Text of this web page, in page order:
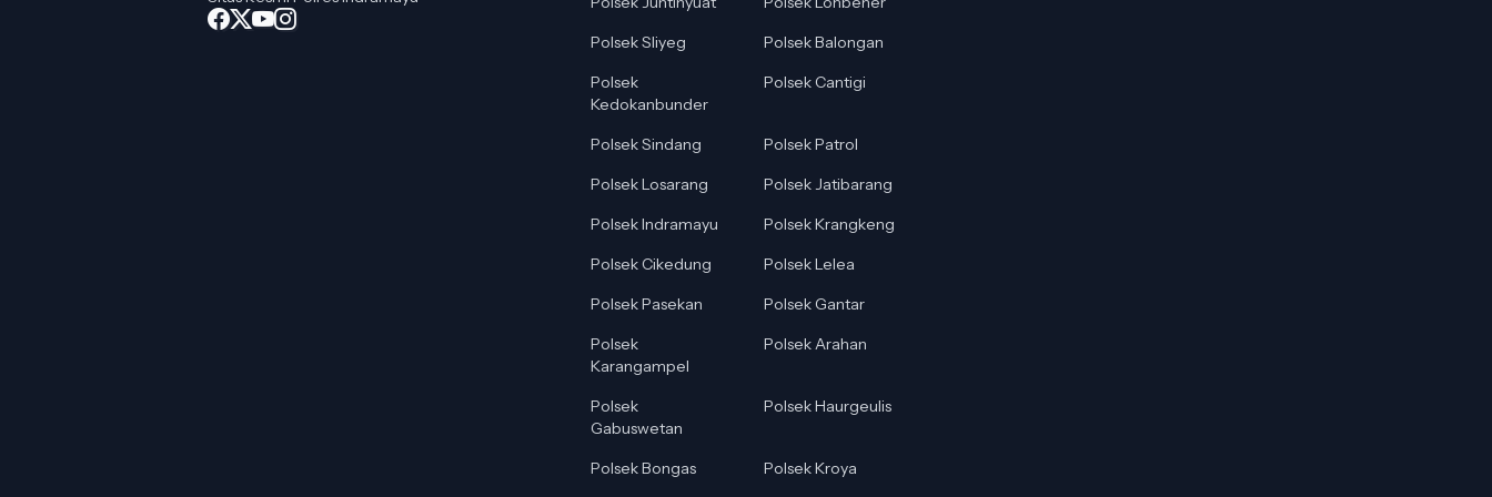
Polsek Sliyeg
Polsek Balongan
Polsek
Kedokanbunder
Polsek Cantigi
Polsek Sindang
Polsek Patrol
Polsek Losarang
Polsek Jatibarang
Polsek Indramayu
Polsek Krangkeng
Polsek Cikedung
Polsek Lelea
Polsek Pasekan
Polsek Gantar
Polsek
Karangampel
Polsek Arahan
Polsek
Gabuswetan
Polsek Haurgeulis
Polsek Bongas Polsek Kroya